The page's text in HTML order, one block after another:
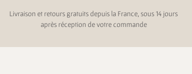
Livraison et retours gratuits depuis la France, sous 14 jours
après réception de votre commande